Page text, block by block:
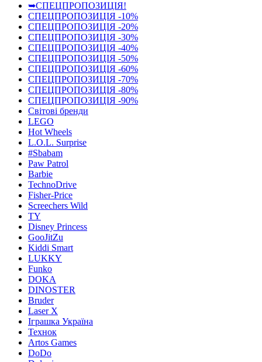
➥СПЕЦПРОПОЗИЦІЯ!
СПЕЦПРОПОЗИЦІЯ -10%
СПЕЦПРОПОЗИЦІЯ -20%
СПЕЦПРОПОЗИЦІЯ -30%
СПЕЦПРОПОЗИЦІЯ -40%
СПЕЦПРОПОЗИЦІЯ -50%
СПЕЦПРОПОЗИЦІЯ -60%
СПЕЦПРОПОЗИЦІЯ -70%
СПЕЦПРОПОЗИЦІЯ -80%
СПЕЦПРОПОЗИЦІЯ -90%
Світові бренди
LEGO
Hot Wheels
L.O.L. Surprise
#Sbabam
Paw Patrol
Barbie
TechnoDrive
Fisher-Price
Screechers Wild
TY
Disney Princess
GooJitZu
Kiddi Smart
LUKKY
Funko
DOKA
DINOSTER
Bruder
Laser X
Іграшка Україна
Технок
Artos Games
DoDo